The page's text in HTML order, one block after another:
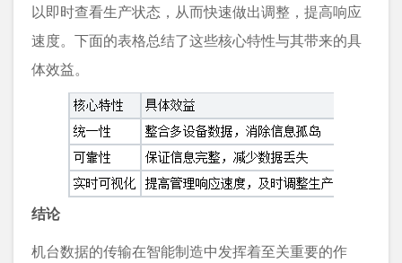
以即时查看生产状态，从而快速做出调整，提高响应
速度。下面的表格总结了这些核心特性与其带来的具
体效益。
结论
机台数据的传输在智能制造中发挥着至关重要的作